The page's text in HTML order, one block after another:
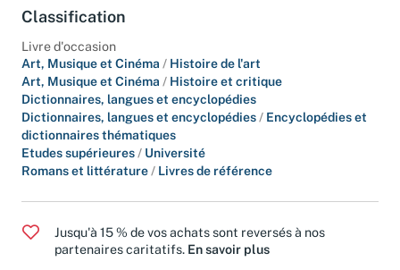
Classification
Livre d'occasion
Art, Musique et Cinéma / Histoire de l'art
Art, Musique et Cinéma/ Histoire et critique
Dictionnaires, langues et encyclopédies
Dictionnaires, langues et encyclopédies
dictionnaires thématiques
Etudes supérieures/Université
Jusqu'à 15 % de vos achats sont reversés à nos
partenaires caritatifs.
En savoir plus